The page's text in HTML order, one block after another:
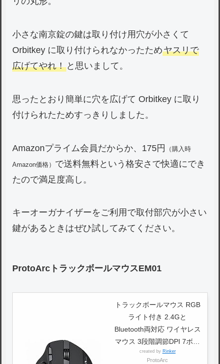
小さな南京錠の鍵は取り付け用穴が小さくて
Orbitkey に取り付けられなかったためヤスリで
広げてやれ！ と思いまして。
思ったとおり簡単に穴を広げて Orbitkey に取り
付けられたためすっきりしました。
Amazonプライム会員だからか、175円 （購入時
Amazon価格） で送料無料という格安さで快適にでき
たので満足度高し。
キーオーガナイザーをご利用で取付部穴が小さい
鍵があるときはぜひ試してみてください。
ProtoArcトラックボールマウスEM01
トラックボールマウス RGB
ライト付き 2.4Gと
Bluetooth両対応 ワイヤレス
マウス 3段階調節DPI 7ボタ
ン トラックボールマウス
created by Rinker
ProtoArc